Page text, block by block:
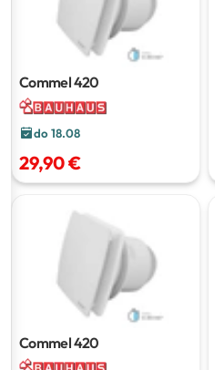
Commel 420
do 18.08
29,90 €
Commel 420